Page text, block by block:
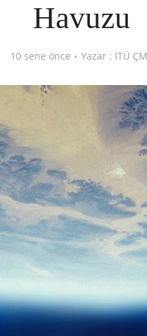
Havuzu
10 sene önce Yazar : İTÜ